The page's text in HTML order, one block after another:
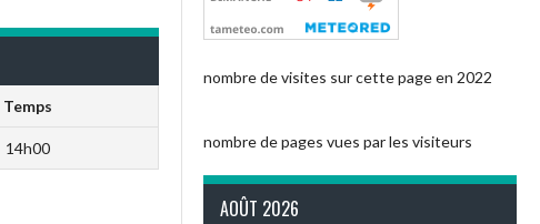
Temps
14h00
nombre de visites sur cette page en 2022
nombre de pages vues par les visiteurs
AOÛT 2026